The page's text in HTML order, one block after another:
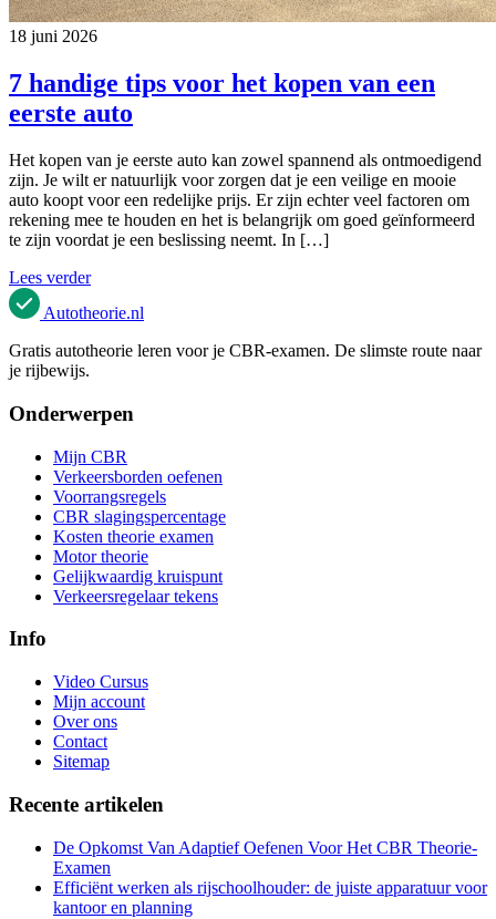
18 juni 2026
7 handige tips voor het kopen van een
eerste auto
Het kopen van je eerste auto kan zowel spannend als ontmoedigend
zijn. Je wilt er natuurlijk voor zorgen dat je een veilige en mooie
auto koopt voor een redelijke prijs. Er zijn echter veel factoren om
rekening mee te houden en het is belangrijk om goed geïnformeerd
te zijn voordat je een beslissing neemt. In […]
Lees verder
Autotheorie.nl
Gratis autotheorie leren voor je CBR-examen. De slimste route naar
je rijbewijs.
Onderwerpen
Mijn CBR
Verkeersborden oefenen
Voorrangsregels
CBR slagingspercentage
Kosten theorie examen
Motor theorie
Gelijkwaardig kruispunt
Verkeersregelaar tekens
Info
Video Cursus
Mijn account
Over ons
Contact
Sitemap
Recente artikelen
De Opkomst Van Adaptief Oefenen Voor Het CBR Theorie-
Examen
Efficiënt werken als rijschoolhouder: de juiste apparatuur voor
kantoor en planning